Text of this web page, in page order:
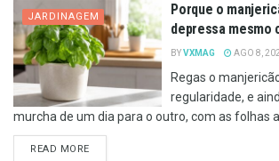
JARDINAGEM
Porque o
depressa mesmo
BYVXMAG AGO 8,
Regas o
regularidade, e
murcha de um dia para o outro, com as folhas
READ MOREDETAILS